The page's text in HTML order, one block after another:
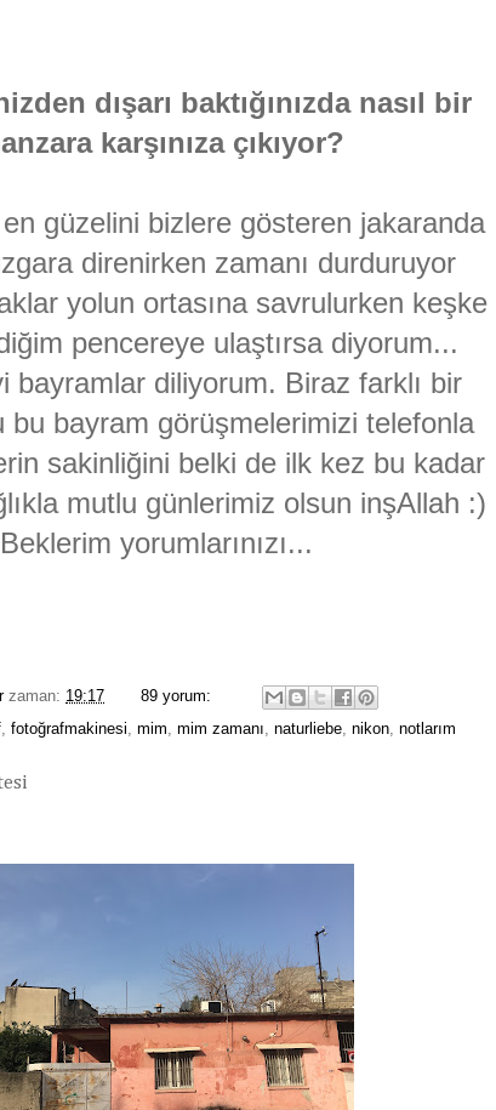
dışarı baktığınızda nasıl bir
karşınıza çıkıyor?
güzelini bizlere gösteren jakaranda
direnirken zamanı durduruyor
yolun ortasına savrulurken keşke
pencereye ulaştırsa diyorum...
bayramlar diliyorum. Biraz farklı bir
bu bayram görüşmelerimizi telefonla
sakinliğini belki de ilk kez bu kadar
mutlu günlerimiz olsun inşAllah :)
Beklerim yorumlarınızı...
zaman: 19:17
89 yorum:
fotoğrafmakinesi mim mim zamanı naturliebe nikon notlarım